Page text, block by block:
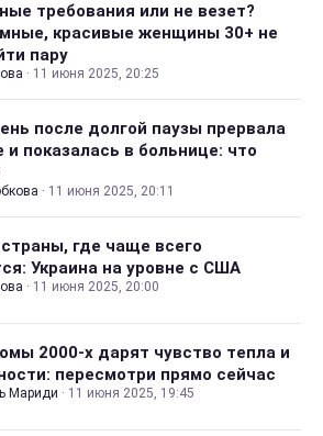
требования или не везет?
красивые женщины 30+ не
пару
· 11 июня 2025, 20:25
после долгой паузы прервала
и показалась в больнице: что
· 11 июня 2025, 20:11
где чаще всего
Украина на уровне с США
· 11 июня 2025, 20:00
2000-х дарят чувство тепла и
пересмотри прямо сейчас
Мариди · 11 июня 2025, 19:45